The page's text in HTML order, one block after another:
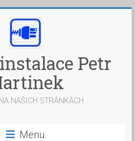
Petr
NAŠICH STRÁNKÁCH
Menu